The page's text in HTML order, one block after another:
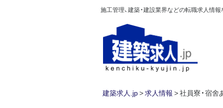
施工管理、建築・建設業界などの転職求人情
建築求人.jp>求人情報 >社員寮・宿舍